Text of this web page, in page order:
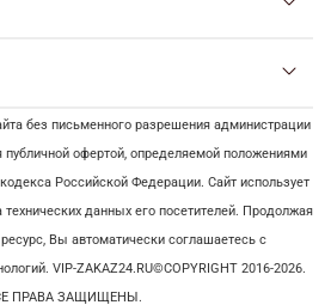
без письменного разрешения администрации
публичной офертой, определяемой положениями
Российской Федерации. Сайт использует
данных его посетителей. Продолжая
Вы автоматически соглашаетесь с
VIP-ZAKAZ24.RU©COPYRIGHT 2016-2026.
ПРАВА ЗАЩИЩЕНЫ.